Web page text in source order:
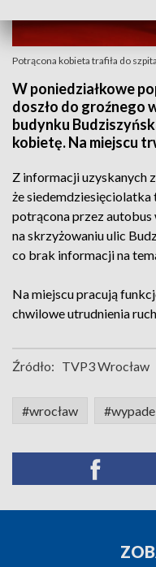
Potrącona kobieta trafiła do
W poniedziałkowe
doszło do groźnego
budynku
kobietę. Na miejscu
Z informacji uzyskanych
że siedemdziesięciolatka
potrącona przez
na skrzyżowaniu ulic
co brak informacji na
Na miejscu pracują
chwilowe utrudnienia
Źródło: TVP3 Wrocław
#wrocław